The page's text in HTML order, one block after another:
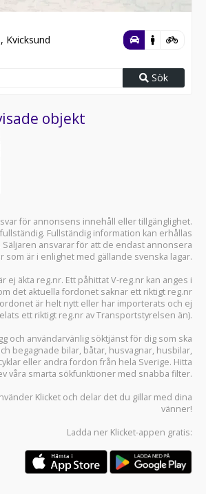
Kvicksund
Sök
objekt
för annonsens innehåll eller tillgänglighet.
Fullständig information kan erhållas
ansvarar för att de endast annonsera
som är i enlighet med gällande svenska lagar.
ej äkta reg.nr. Ett påhittat V-reg.nr kan anges i
det aktuella fordonet saknar ett riktigt reg.nr
är helt nytt eller har importerats och ej
ett riktigt reg.nr av Transportstyrelsen än).
och användarvänlig söktjänst för dig som ska
begagnade bilar, båtar, husvagnar, husbilar,
eller andra fordon från hela Sverige. Hitta
våra smarta sökfunktioner med snabba filter.
Klicket och delar det du gillar med dina
vänner!
Ladda ner Klicket-appen gratis: